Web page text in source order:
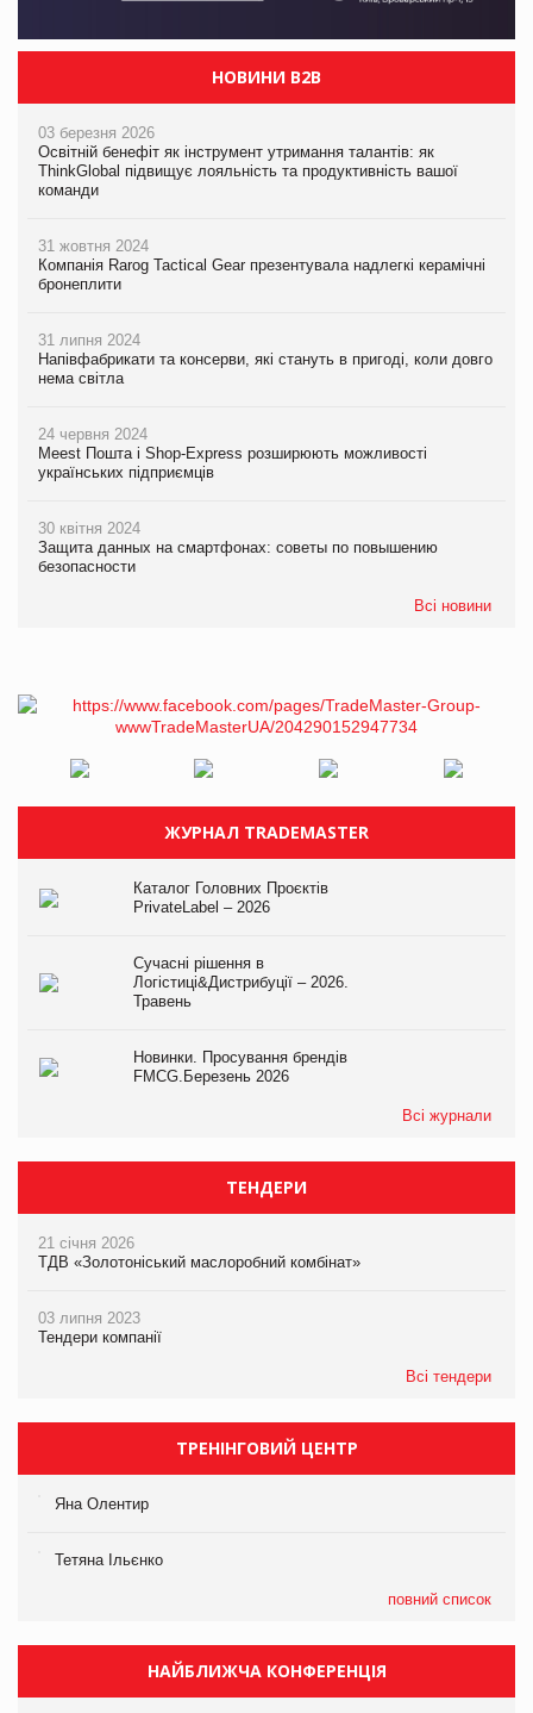
НОВИНИ B2B
03 березня 2026
Освітній бенефіт як інструмент утримання талантів: як
ThinkGlobal підвищує лояльність та продуктивність вашої
команди
31 жовтня 2024
Компанія Rarog Tactical Gear презентувала надлегкі керамічні
бронеплити
31 липня 2024
Напівфабрикати та консерви, які стануть в пригоді, коли довго
нема світла
24 червня 2024
Meest Пошта і Shop-Express розширюють можливості
українських підприємців
30 квітня 2024
Защита данных на смартфонах: советы по повышению
безопасности
Всі новини
ЖУРНАЛ TRADEMASTER
Каталог Головних Проєктів
PrivateLabel – 2026
Сучасні рішення в
Логістиці&Дистрибуції – 2026.
Травень
Новинки. Просування брендів
FMCG.Березень 2026
Всі журнали
ТЕНДЕРИ
21 січня 2026
ТДВ «Золотоніський маслоробний комбінат»
03 липня 2023
Тендери компанії
Всі тендери
ТРЕНІНГОВИЙ ЦЕНТР
Яна Олентир
Тетяна Ільєнко
повний список
НАЙБЛИЖЧА КОНФЕРЕНЦІЯ